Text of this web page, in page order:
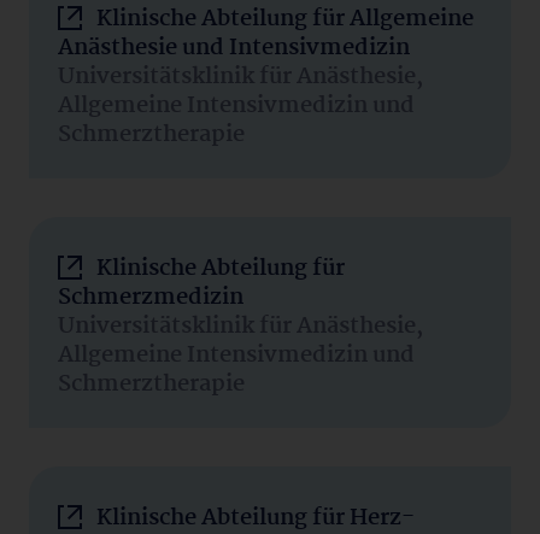
Klinische Abteilung für Allgemeine
Anästhesie und Intensivmedizin
Universitätsklinik für Anästhesie,
Allgemeine Intensivmedizin und
Schmerztherapie
Klinische Abteilung für
Schmerzmedizin
Universitätsklinik für Anästhesie,
Allgemeine Intensivmedizin und
Schmerztherapie
Klinische Abteilung für Herz-